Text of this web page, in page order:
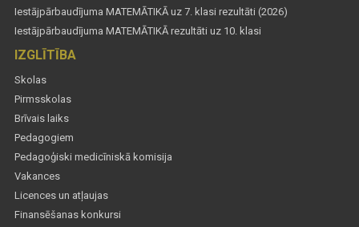
Iestājpārbaudījuma MATEMĀTIKĀ uz 7. klasi rezultāti (2026)
Iestājpārbaudījuma MATEMĀTIKĀ rezultāti uz 10. klasi
IZGLĪTĪBA
Skolas
Pirmsskolas
Brīvais laiks
Pedagogiem
Pedagoģiski medicīniskā komisija
Vakances
Licences un atļaujas
Finansēšanas konkursi